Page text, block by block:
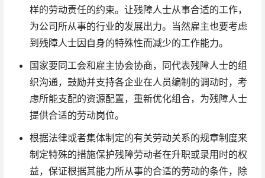
样的劳动责任的约束。让残障人士从事合适的工作，
为公司所从事的行业的发展出力。当然雇主也要考虑
到残障人士因自身的特殊性而减少的工作能力。
国家要同工会和雇主协会协商，同代表残障人士的组
织沟通，鼓励并支持各企业在人员编制的调动时，考
虑所能支配的资源配置，重新优化组合，为残障人士
提供合适的劳动岗位。
根据法律或者集体制定的有关劳动关系的规章制度来
制定特殊的措施保护残障劳动者在升职或录用时的权
益，保证根据其能力所从事的合适的劳动的条件，除